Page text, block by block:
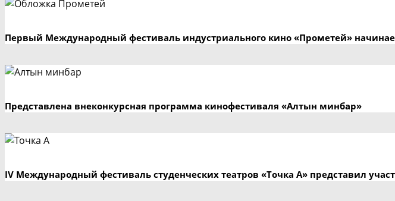
Первый Международный фестиваль индустриального кино «Прометей»
Представлена внеконкурсная программа кинофестиваля «Алтын минбар»
IV Международный фестиваль студенческих театров «Точка А» представил